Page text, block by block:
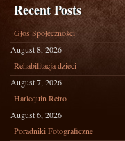
Recent Posts
Głos Społeczności
August 8, 2026
Rehabilitacja dzieci
August 7, 2026
Harlequin Retro
August 6, 2026
Poradniki Fotograficzne